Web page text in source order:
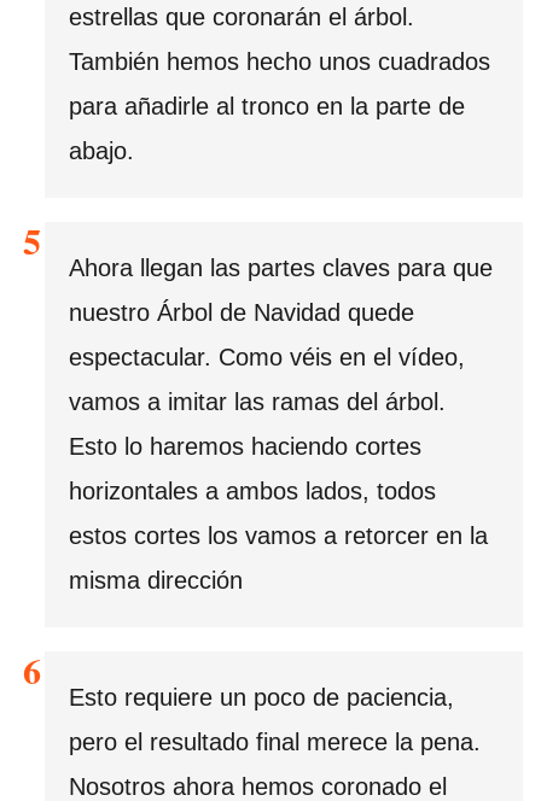
estrellas que coronarán el árbol.
También hemos hecho unos cuadrados
para añadirle al tronco en la parte de
abajo.
Ahora llegan las partes claves para que
nuestro Árbol de Navidad quede
espectacular. Como véis en el vídeo,
vamos a imitar las ramas del árbol.
Esto lo haremos haciendo cortes
horizontales a ambos lados, todos
estos cortes los vamos a retorcer en la
misma dirección
Esto requiere un poco de paciencia,
pero el resultado final merece la pena.
Nosotros ahora hemos coronado el